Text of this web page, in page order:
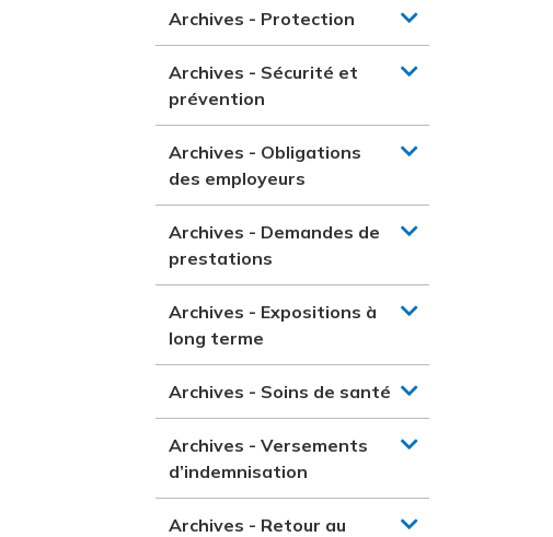
Archives - Protection
Archives - Sécurité et
prévention
Archives - Obligations
des employeurs
Archives - Demandes de
prestations
Archives - Expositions à
long terme
Archives - Soins de santé
Archives - Versements
d’indemnisation
Archives - Retour au